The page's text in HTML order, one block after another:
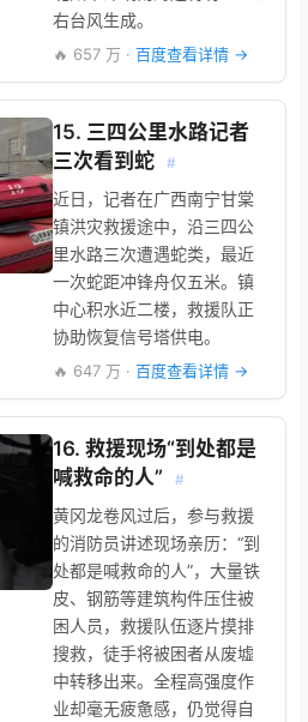
右台风生成。
🔥 657 万 · 百度查看详情 →
15. 三四公里水路记者
三次看到蛇
#
近日，记者在广西南宁甘棠
镇洪灾救援途中，沿三四公
里水路三次遭遇蛇类，最近
一次蛇距冲锋舟仅五米。镇
中心积水近二楼，救援队正
协助恢复信号塔供电。
🔥 647 万 · 百度查看详情 →
16. 救援现场“到处都是
喊救命的人”
#
黄冈龙卷风过后，参与救援
的消防员讲述现场亲历：“到
处都是喊救命的人”，大量铁
皮、钢筋等建筑构件压住被
困人员，救援队伍逐片摸排
搜救，徒手将被困者从废墟
中转移出来。全程高强度作
业却毫无疲惫感，仍觉得自